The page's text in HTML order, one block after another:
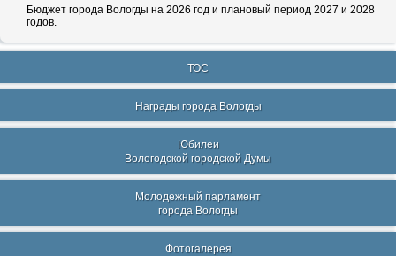
Бюджет города Вологды на 2026 год и плановый период 2027 и 2028
годов.
ТОС
Награды города Вологды
Юбилеи
Вологодской городской Думы
Молодежный парламент
города Вологды
Фотогалерея